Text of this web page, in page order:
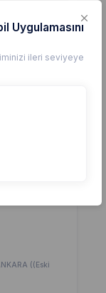
((Eski
Uygulamasını
ileri seviyeye